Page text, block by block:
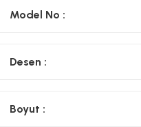
Model No :
Desen :
Boyut :